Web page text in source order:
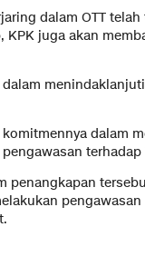
dalam OTT
juga akan
dalam
penangkapan